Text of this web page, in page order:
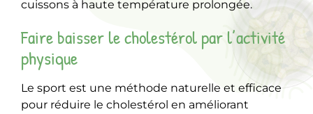
cuissons à haute température prolongée.
Faire baisser le cholestérol par l’activité
physique
Le sport est une méthode naturelle et efficace
pour réduire le cholestérol en améliorant